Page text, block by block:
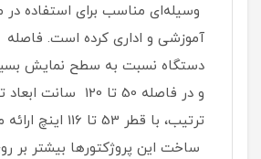
وسیله‌ای مناسب برای استفاده
آموزشی و اداری کرده است.
دستگاه نسبت به سطح نمایش
و در فاصله 50 تا 120
ترتیب، با قطر 53
ساخت این پروژکتورها بیشتر بر